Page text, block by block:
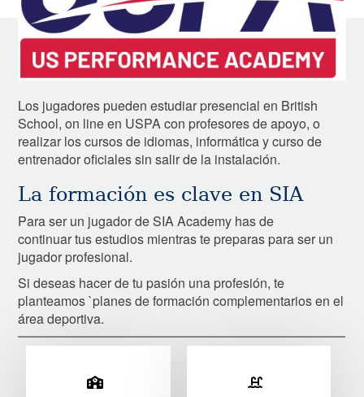
Los jugadores pueden estudiar presencial en British
School, on line en USPA con profesores de apoyo, o
realizar los cursos de idiomas, informática y curso de
entrenador oficiales sin salir de la instalación.
La formación es clave en SIA
Para ser un jugador de SIA Academy has de
continuar tus estudios mientras te preparas para ser un
jugador profesional.
Si deseas hacer de tu pasión una profesión, te
planteamos `planes de formación complementarios en el
área deportiva.